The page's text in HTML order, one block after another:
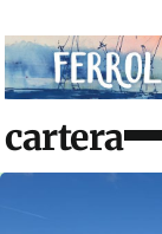
cartera